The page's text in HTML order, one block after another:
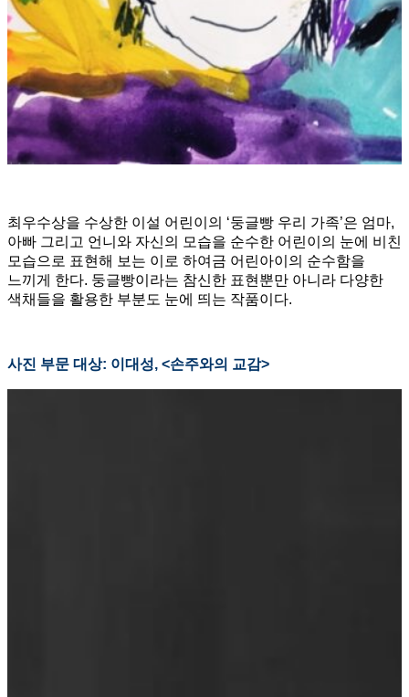
최우수상을 수상한 이설 어린이의 ‘둥글빵 우리 가족’은 엄마,
아빠 그리고 언니와 자신의 모습을 순수한 어린이의 눈에 비친
모습으로 표현해 보는 이로 하여금 어린아이의 순수함을
느끼게 한다. 둥글빵이라는 참신한 표현뿐만 아니라 다양한
색채들을 활용한 부분도 눈에 띄는 작품이다.
사진 부문 대상: 이대성, <손주와의 교감>